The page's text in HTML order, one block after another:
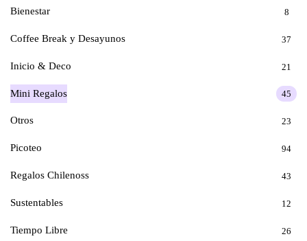
Bienestar 8
Coffee Break y Desayunos 37
Inicio & Deco 21
Mini Regalos 45
Otros 23
Picoteo 94
Regalos Chilenoss 43
Sustentables 12
Tiempo Libre 26